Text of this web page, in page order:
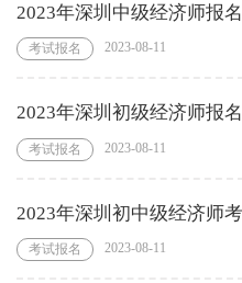
2023年深圳中级经济师报
考试报名 2023-08-11
2023年深圳初级经济师报
考试报名 2023-08-11
2023年深圳初中级经济师
考试报名 2023-08-11